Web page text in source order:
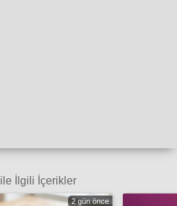
ile İlgili İçerikler
2 gün önce